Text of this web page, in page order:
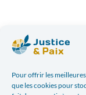
Pour offrir les
que les cookies pour